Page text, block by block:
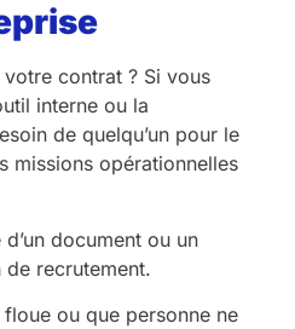
contrat ? Si vous
interne ou la
de quelqu’un pour le
missions opérationnelles
document ou un
recrutement.
ou que personne ne